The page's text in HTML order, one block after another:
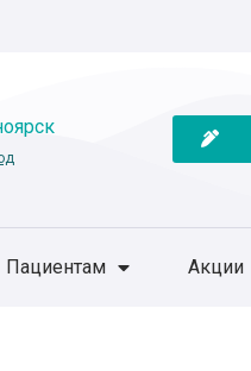
Пациентам Акции